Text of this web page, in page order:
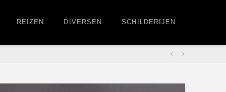
REIZEN DIVERSEN SCHILDERIJEN